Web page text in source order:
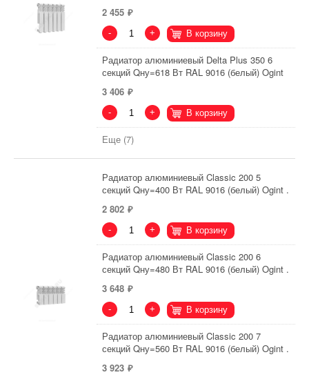
2 455
- + В корзину
Радиатор алюминиевый Delta Plus 350 6
секций Qну=618 Вт RAL 9016 (белый) Ogint
3 406
- + В корзину
Еще (7)
Радиатор алюминиевый Classic 200 5
секций Qну=400 Вт RAL 9016 (белый) Ogint .
2 802
- + В корзину
Радиатор алюминиевый Classic 200 6
секций Qну=480 Вт RAL 9016 (белый) Ogint .
3 648
- + В корзину
Радиатор алюминиевый Classic 200 7
секций Qну=560 Вт RAL 9016 (белый) Ogint .
3 923